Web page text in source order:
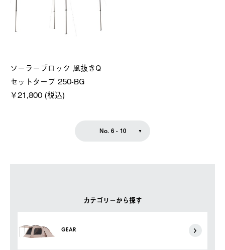
カテゴリーから探す
GEAR
ソーラーブロック 風抜きQ
セットタープ 250-BG
￥21,800 (税込)
No. 6 - 10